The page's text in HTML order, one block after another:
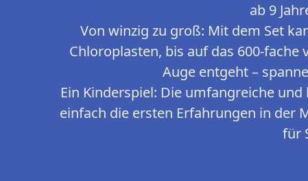
ab 9
Von winzig zu groß: Mit dem Set
Chloroplasten, bis auf das 600-
Auge entgeht –
Ein Kinderspiel: Die umfangreiche
einfach die ersten Erfahrungen in der
für